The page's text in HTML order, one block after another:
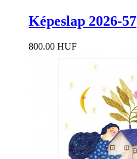
Képeslap 2026-57
800.00 HUF